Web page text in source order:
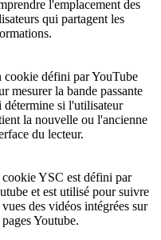
l'emplacement des
qui partagent les
cookie défini par YouTube
mesurer la bande passante
détermine si l'utilisateur
la nouvelle ou l'ancienne
du lecteur.
YSC est défini par
et est utilisé pour suivre
vues des vidéos intégrées sur
pages Youtube.